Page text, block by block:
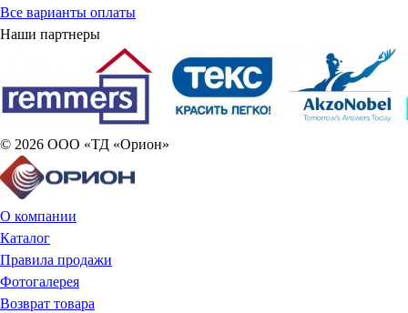
Все варианты оплаты
Наши партнеры
© 2026 ООО «ТД «Орион»
О компании
Каталог
Правила продажи
Фотогалерея
Возврат товара